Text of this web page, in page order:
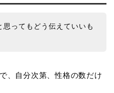
思ってもどう伝えていいも
、自分次第、性格の数だけ